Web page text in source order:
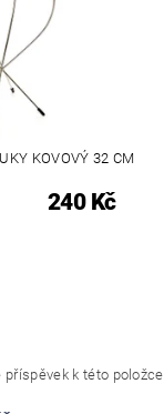
KOVOVÝ 32 CM
240 Kč
k této položce.